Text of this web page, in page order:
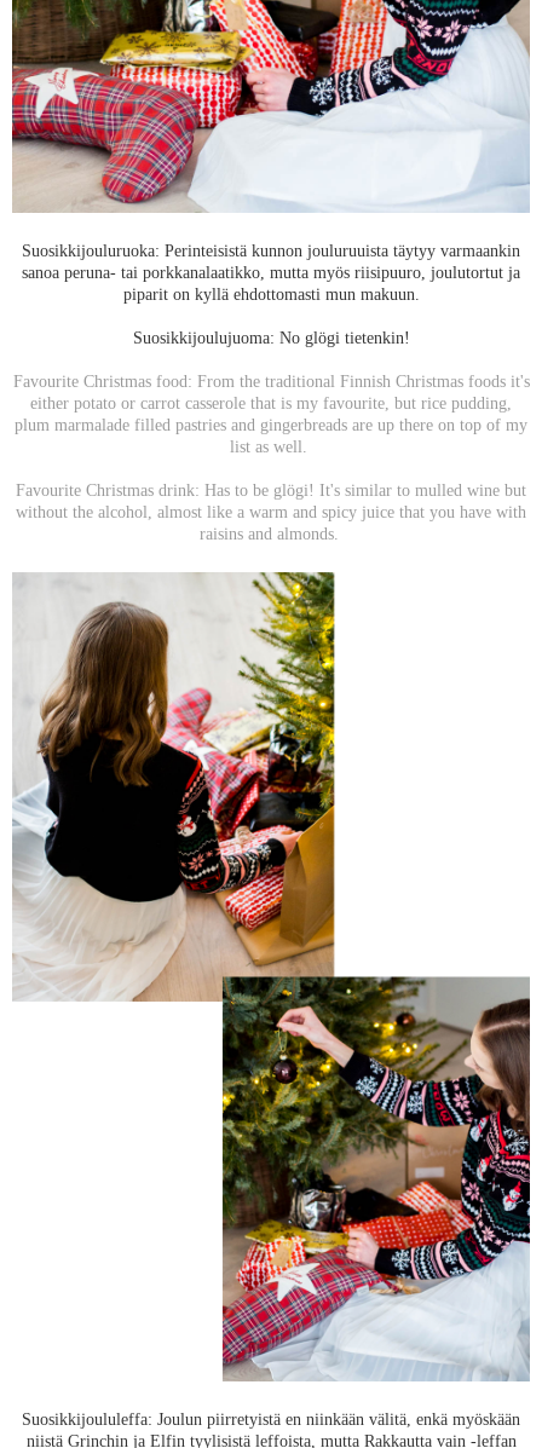
Suosikkijouluruoka: Perinteisistä kunnon jouluruuista täytyy varmaankin
sanoa peruna- tai porkkanalaatikko, mutta myös riisipuuro, joulutortut ja
piparit on kyllä ehdottomasti mun makuun.
Suosikkijoulujuoma: No glögi tietenkin!
Favourite Christmas food: From the traditional Finnish Christmas foods it's
either potato or carrot casserole that is my favourite, but rice pudding,
plum marmalade filled pastries and gingerbreads are up there on top of my
list as well.
Favourite Christmas drink: Has to be glögi! It's similar to mulled wine but
without the alcohol, almost like a warm and spicy juice that you have with
raisins and almonds.
Suosikkijoululeffa: Joulun piirretyistä en niinkään välitä, enkä myöskään
niistä Grinchin ja Elfin tyylisistä leffoista, mutta Rakkautta vain -leffan